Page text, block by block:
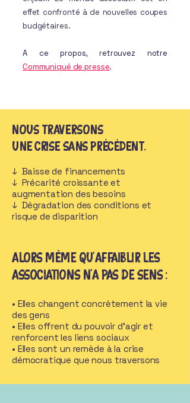
effet confronté à de nouvelles coupes
budgétaires.
A ce propos, retrouvez notre
Communiqué de presse.
nous traversons
une crise sans précédent.
↓ Baisse de financements
↓ Précarité croissante et
augmentation des besoins
↓ Dégradation des conditions et
risque de disparition
Alors même qu’affaiblir les
associations n’a pas de sens :
• Elles changent concrètement la vie
des gens
• Elles offrent du pouvoir d’agir et
renforcent les liens sociaux
• Elles sont un remède à la crise
démocratique que nous traversons